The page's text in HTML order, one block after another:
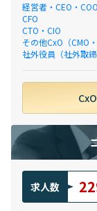
経営者・CEO・
CFO
CTO・CIO
その他CxO（CMO・
社外役員（社外取
求人数